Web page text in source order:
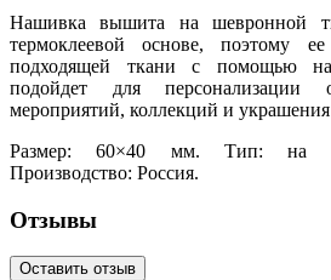
Нашивка вышита на шевронной
термоклеевой основе, поэтому
подходящей ткани с помощью
подойдет для персонализации
мероприятий, коллекций и украшения
Размер: 60×40 мм. Тип: на
Производство: Россия.
Отзывы
Оставить отзыв